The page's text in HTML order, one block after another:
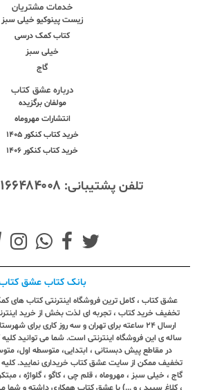
خدمات مشتریان
زیست پینوکیو خیلی سبز
کتاب کمک درسی
خیلی سبز
گاج
درباره عشق کتاب
مولفان برگزیده
انتشارات مهروماه
خرید کتاب کنکور 1405
خرید کتاب کنکور 1406
تلفن پشتیبانی:
بانک کتاب عشق
عشق کتاب ، کامل ترین فروشگاه اینترنتی کتاب های
تخفیف خرید کتاب ، تجربه ای لذت بخش از خرید
ارسال ٢٤ ساعته برای تهران و سه روز کاری برای
ساله ی این فروشگاه اینترنتی است. شما می توانید
در مقاطع پیش دبستانی ، ابتدایی، متوسطه اول،
تخفیف ممکن از سایت عشق کتاب خریداری نمایید.
گاج ، خیلی سبز ، مهروماه ، قلم چی ، کاگو ، گلواژه ،
، کلاغ سپید ، و ...) با عشق کتاب همکاری داشته و شما